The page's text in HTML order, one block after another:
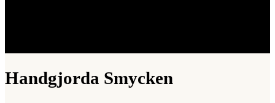
Handgjorda Smycken